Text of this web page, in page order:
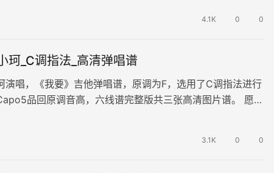
4.1K 0 0
珂_C调指法_高清弹唱谱
演唱，《我要》吉他弹唱谱，原调为F，选用了C调指法进行
品回原调音高，六线谱完整版共三张高清图片谱。 愿你
3.1K 0 0